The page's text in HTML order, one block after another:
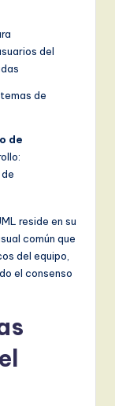
del
de
de
reside en su
común que
del equipo,
el consenso